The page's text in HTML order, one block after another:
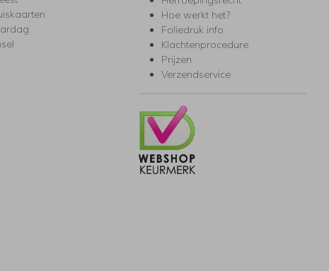
Hoe werkt het?
Foliedruk info
Klachtenprocedure
Prijzen
Verzendservice